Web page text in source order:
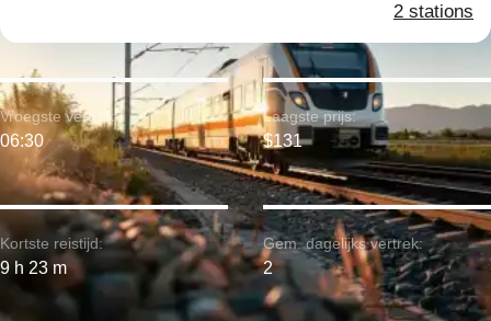
2 stations
Kortste reistijd:
9 h 23 m
Vroegste vertrek:
06:30
Laagste prijs:
$131
Gem. dagelijks vertrek:
2